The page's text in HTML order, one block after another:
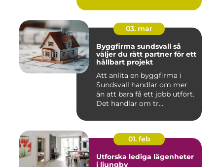
03. mar
Byggfirma sundsvall så
väljer du rätt partner för ett
hållbart projekt
Att anlita en byggfirma i
Sundsvall handlar om mer
än att bara få ett jobb utfört.
Det handlar om tr...
01. feb
Utforska lediga lägenheter
i ljungby